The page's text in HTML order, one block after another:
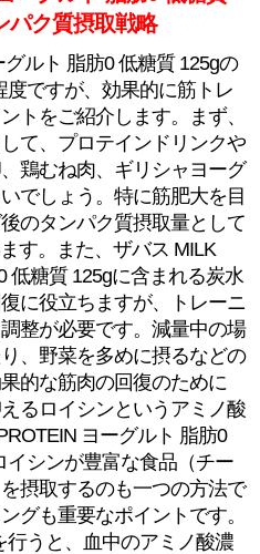
パク質摂取戦略
ルト 脂肪0 低糖質 125gの
度ですが、効果的に筋トレ
トをご紹介します。まず、
て、プロテインドリンクや
鶏むね肉、ギリシャヨーグ
でしょう。特に筋肥大を目
のタンパク質摂取量として
す。また、ザバス MILK
低糖質 125gに含まれる炭水
に役立ちますが、トレーニ
整が必要です。減量中の場
、野菜を多めに摂るなどの
的な筋肉の回復のために
るロイシンというアミノ酸
ヨーグルト 脂肪0
イシンが豊富な食品（チー
摂取するのも一つの方法で
グも重要なポイントです。
うと、血中のアミノ酸濃